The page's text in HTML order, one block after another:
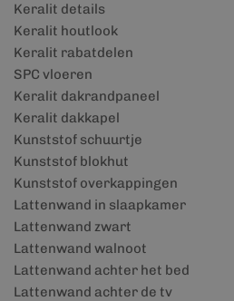
Keralit details
Keralit houtlook
Keralit rabatdelen
SPC vloeren
Keralit dakrandpaneel
Keralit dakkapel
Kunststof schuurtje
Kunststof blokhut
Kunststof overkappingen
Lattenwand in slaapkamer
Lattenwand zwart
Lattenwand walnoot
Lattenwand achter het bed
Lattenwand achter de tv